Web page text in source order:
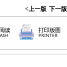
下一
<上一版